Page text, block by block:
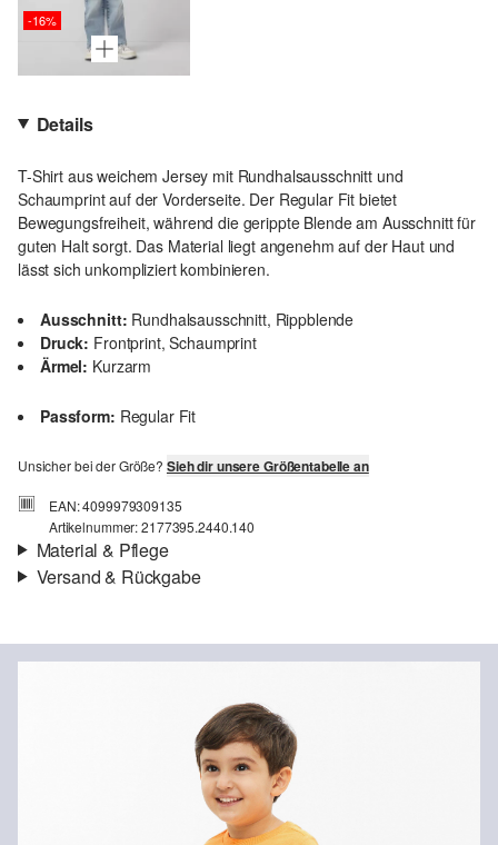
-16%
Details
T-Shirt aus weichem Jersey mit Rundhalsausschnitt und
Schaumprint auf der Vorderseite. Der Regular Fit bietet
Bewegungsfreiheit, während die gerippte Blende am Ausschnitt für
guten Halt sorgt. Das Material liegt angenehm auf der Haut und
lässt sich unkompliziert kombinieren.
Ausschnitt: Rundhalsausschnitt, Rippblende
Druck: Frontprint, Schaumprint
Ärmel: Kurzarm
Passform: Regular Fit
Unsicher bei der Größe? Sieh dir unsere Größentabelle an
EAN: 4099979309135
Artikelnummer: 2177395.2440.140
Material & Pflege
Material: Baumwolle
Versand & Rückgabe
Deine Bestellung wird innerhalb von 3–5 Werktagen per Post AT
Du kannst deine Artikel innerhalb von 14 Tagen kostenlos an uns